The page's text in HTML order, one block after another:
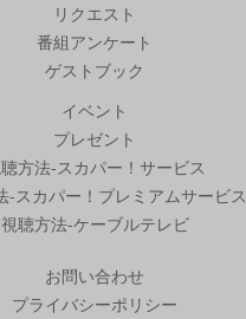
リクエスト
番組アンケート
ゲストブック
イベント
プレゼント
方法-スカパー！サービス
-スカパー！プレミアムサービス
視聴方法-ケーブルテレビ
お問い合わせ
プライバシーポリシー